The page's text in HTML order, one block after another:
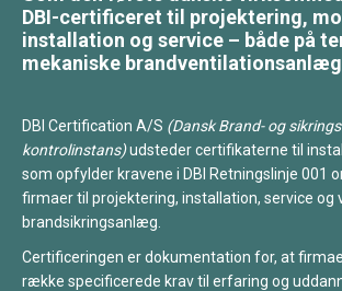
DBI-certificeret til projektering,
installation og service – både på
mekaniske brandventilationsanlæg
DBI Certification A/S (Dansk Brand- og
kontrolinstans)udsteder certifikaterne til
som opfylder kravene i DBI Retningslinje 001
firmaer til projektering, installation, service og
brandsikringsanlæg.
Certificeringen er dokumentation for, at
række specificerede krav til erfaring og